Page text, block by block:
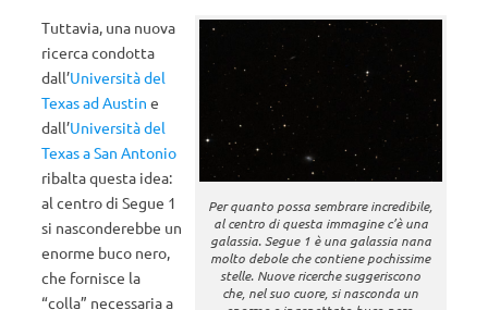
Per quanto possa sembrare incredibile,
al centro di questa immagine c’è una
galassia. Segue 1 è una galassia nana
molto debole che contiene pochissime
stelle. Nuove ricerche suggeriscono
che, nel suo cuore, si nasconda un
Tuttavia, una nuova
ricerca condotta
dall’Università del
Texas ad Austin e
dall’Università del
Texas a San Antonio
ribalta questa idea:
al centro di Segue 1
si nasconderebbe un
enorme buco nero,
che fornisce la
“colla” necessaria a